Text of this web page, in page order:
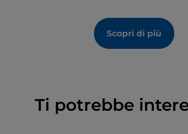
Scopri di più
Ti potrebbe